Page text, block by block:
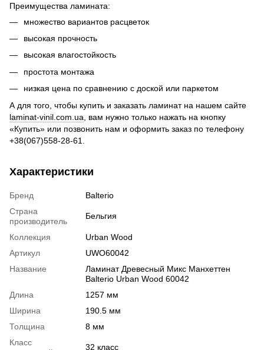
Преимущества ламината:
множество вариантов расцветок
высокая прочность
высокая влагостойкость
простота монтажа
низкая цена по сравнению с доской или паркетом
А для того, чтобы купить и заказать ламинат на нашем сайте
laminat-vinil.com.ua , вам нужно только нажать на кнопку
«Купить» или позвонить нам и оформить заказ по телефону
+38(067)558-28-61.
Характеристики
Бренд
Balterio
Страна
производитель
Бельгия
Коллекция
Urban Wood
Артикул
UWO60042
Название
Ламинат Древесный Микс Манхеттен
Balterio Urban Wood 60042
Длина
1257 мм
Ширина
190.5 мм
Толщина
8 мм
Класс
32 класс